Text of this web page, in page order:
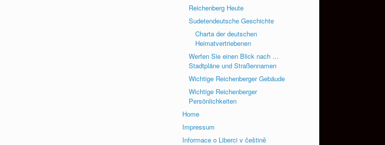
Reichenberg Heute
Sudetendeutsche Geschichte
Charta der deutschen
Heimatvertriebenen
Werfen Sie einen Blick nach …
Stadtpläne und Straßennamen
Wichtige Reichenberger Gebäude
Wichtige Reichenberger
Persönlichkeiten
Home
Impressum
Informace o Liberci v češtině